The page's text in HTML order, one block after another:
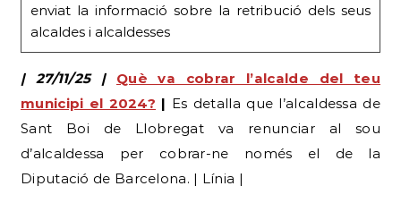
enviat la informació sobre la retribució dels seus
alcaldes i alcaldesses
| 27/11/25 |
Què va cobrar l’alcalde del teu
municipi el 2024? | Es detalla que l’alcaldessa de
Sant Boi de Llobregat va renunciar al sou
d’alcaldessa per cobrar-ne només el de la
Diputació de Barcelona. | Línia |